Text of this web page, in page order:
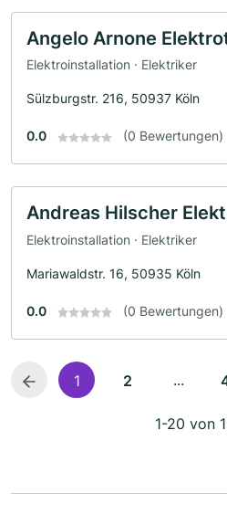
Angelo Arnone
Elektroinstallation · Elektriker
Sülzburgstr. 216, 50937 Köln
0.0 (0 Bewertungen)
Andreas Hilscher
Elektroinstallation · Elektriker
Mariawaldstr. 16, 50935 Köln
0.0 (0 Bewertungen)
1 2 ...
1-20 von